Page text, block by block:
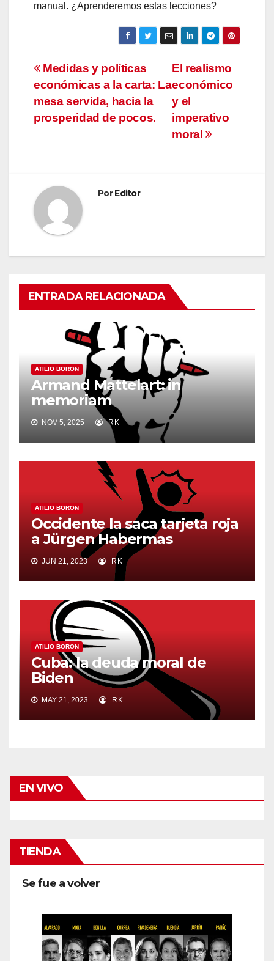
manual. ¿Aprenderemos estas lecciones?
Navegación
de
entradas
El realismo
económico
y el
imperativo
moral
Medidas y políticas
económicas a la carta: La
mesa servida, hacia la
prosperidad de pocos.
PorEditor
ENTRADA RELACIONADA
ATILIO BORON
Armand Mattelart: in
memoriam
NOV 5, 2025 RK
ATILIO BORON
Occidente la saca tarjeta roja
a Jürgen Habermas
JUN 21, 2023 RK
ATILIO BORON
Cuba: la deuda moral de
Biden
MAY 21, 2023 RK
EN VIVO
TIENDA
Se fue a volver